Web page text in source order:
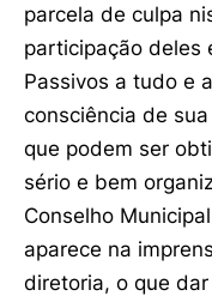
parcela de culpa
participação deles
Passivos a tudo e
consciência de
que podem ser
sério e bem
Conselho
aparece na
diretoria, o que